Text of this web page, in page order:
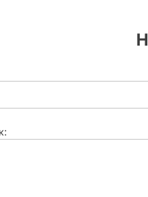
3 носороги, 3 шакали, 3
дій, 1 ігрове поле, 4